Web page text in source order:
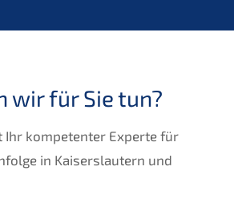
wir für Sie tun?
Ihr kompetenter Experte für
in Kaiserslautern und